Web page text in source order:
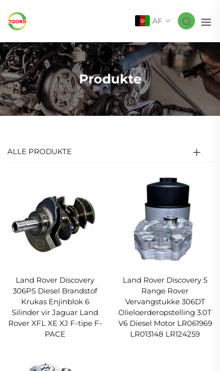
AF
Produkte
ALLE PRODUKTE
Land Rover Discovery
306PS Diesel Brandstof
Krukas Enjinblok 6
Silinder vir Jaguar Land
Rover XFL XE XJ F-tipe F-
PACE
Land Rover Discovery 5
Range Rover
Vervangstukke 306DT
Olieloerderopstelling 3.0T
V6 Diesel Motor LR061969
LR013148 LR124259